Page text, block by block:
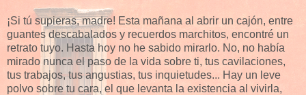
¡Si tú supieras, madre! Esta mañana al abrir un cajón, entre
guantes descabalados y recuerdos marchitos, encontré un
retrato tuyo. Hasta hoy no he sabido mirarlo. No, no había
mirado nunca el paso de la vida sobre ti, tus cavilaciones,
tus trabajos, tus angustias, tus inquietudes... Hay un leve
polvo sobre tu cara, el que levanta la existencia al vivirla,